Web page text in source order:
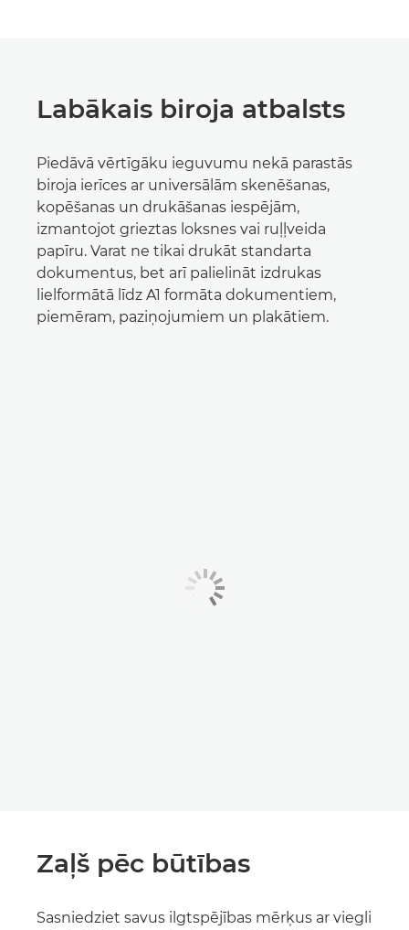
Labākais biroja atbalsts
Piedāvā vērtīgāku ieguvumu nekā parastās
biroja ierīces ar universālām skenēšanas,
kopēšanas un drukāšanas iespējām,
izmantojot grieztas loksnes vai ruļļveida
papīru. Varat ne tikai drukāt standarta
dokumentus, bet arī palielināt izdrukas
lielformātā līdz A1 formāta dokumentiem,
piemēram, paziņojumiem un plakātiem.
Zaļš pēc būtības
Sasniedziet savus ilgtspējības mērķus ar viegli